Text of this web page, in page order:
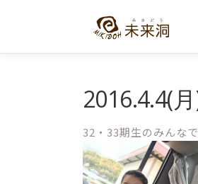
ン
2016.4.4(
32・33期生のみんな